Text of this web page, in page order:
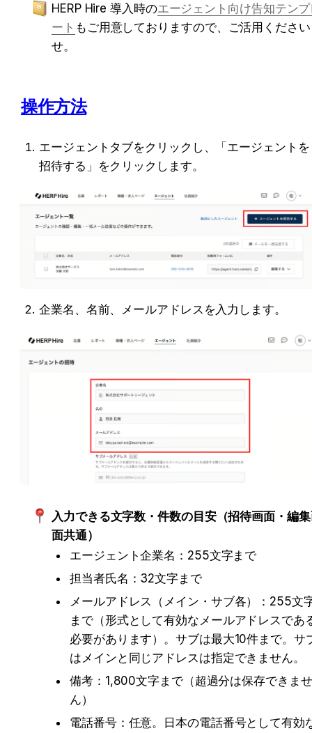
HERP Hire 導入時のエージェント向け告知テン
ート もご用意しておりますので、ご活用くださ
せ。
操作方法
エージェントタブをクリックし、「エージェントを
招待する」をクリックします。
企業名、名前、メールアドレスを入力します。
入力できる文字数・件数の目安（招待画面・編
面共通）
エージェント企業名：255文字まで
担当者氏名：32文字まで
メールアドレス（メイン・サブ各）：255文
まで（形式として有効なメールアドレスであ
必要があります）。サブは最大10件まで。サ
はメインと同じアドレスは指定できません。
備考：1,800文字まで（超過分は保存できませ
ん）
電話番号：任意。日本の電話番号として有効